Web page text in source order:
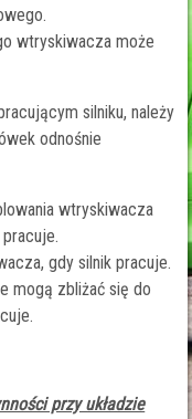
wtryskiwacza może
silniku, należy
odnośnie
wtryskiwacza
gdy silnik pracuje.
mogą zbliżać się do
przy układzie